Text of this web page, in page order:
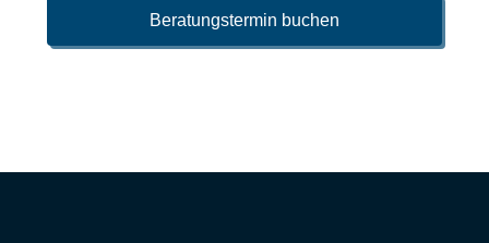
Beratungstermin buchen